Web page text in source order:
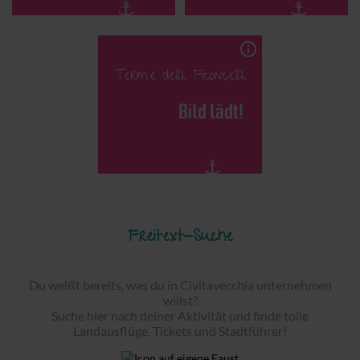
info_outline
Terme della Ficoncella
Freitext-Suche
Du weißt bereits, was du in Civitavecchia unternehmen
willst?
Suche hier nach deiner Aktivität und finde tolle
Landausflüge, Tickets und Stadtführer!